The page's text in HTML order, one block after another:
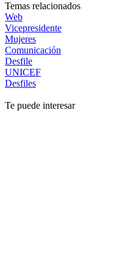
Temas relacionados
Web
Vicepresidente
Mujeres
Comunicación
Desfile
UNICEF
Desfiles
Te puede interesar